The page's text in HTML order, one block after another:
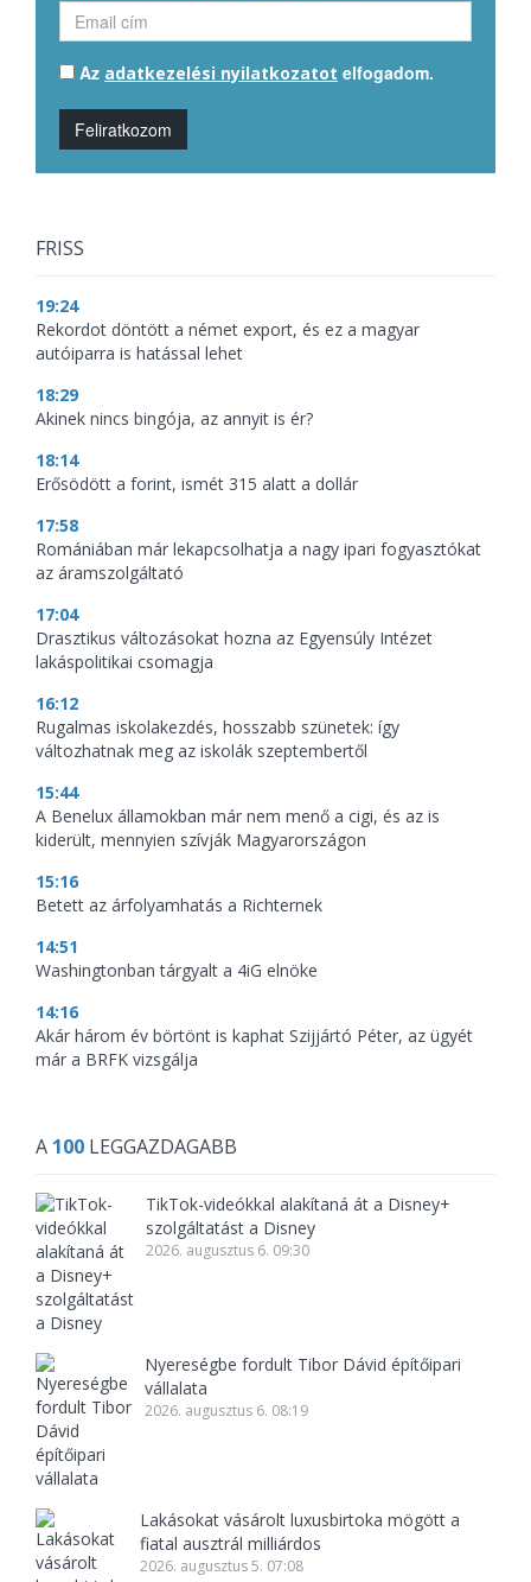
Az adatkezelési nyilatkozatot elfogadom.
Feliratkozom
FRISS
19:24
Rekordot döntött a német export, és ez a magyar
autóiparra is hatással lehet
18:29
Akinek nincs bingója, az annyit is ér?
18:14
Erősödött a forint, ismét 315 alatt a dollár
17:58
Romániában már lekapcsolhatja a nagy ipari fogyasztókat
az áramszolgáltató
17:04
Drasztikus változásokat hozna az Egyensúly Intézet
lakáspolitikai csomagja
16:12
Rugalmas iskolakezdés, hosszabb szünetek: így
változhatnak meg az iskolák szeptembertől
15:44
A Benelux államokban már nem menő a cigi, és az is
kiderült, mennyien szívják Magyarországon
15:16
Betett az árfolyamhatás a Richternek
14:51
Washingtonban tárgyalt a 4iG elnöke
14:16
Akár három év börtönt is kaphat Szijjártó Péter, az ügyét
már a BRFK vizsgálja
A 100 LEGGAZDAGABB
TikTok-videókkal alakítaná át a Disney+
szolgáltatást a Disney
2026. augusztus 6. 09:30
Nyereségbe fordult Tibor Dávid építőipari
vállalata
2026. augusztus 6. 08:19
Lakásokat vásárolt luxusbirtoka mögött a
fiatal ausztrál milliárdos
2026. augusztus 5. 07:08